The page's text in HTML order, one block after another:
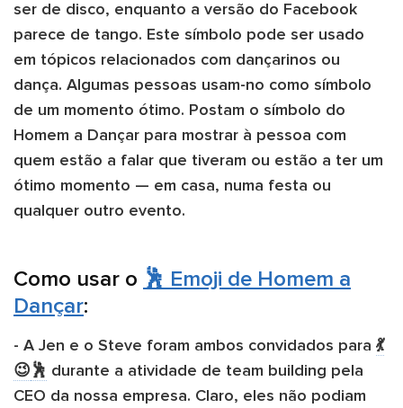
ser de disco, enquanto a versão do Facebook
parece de tango. Este símbolo pode ser usado
em tópicos relacionados com dançarinos ou
dança. Algumas pessoas usam-no como símbolo
de um momento ótimo. Postam o símbolo do
Homem a Dançar para mostrar à pessoa com
quem estão a falar que tiveram ou estão a ter um
ótimo momento — em casa, numa festa ou
qualquer outro evento.
Como usar o 🕺 Emoji de Homem a
Dançar:
- A Jen e o Steve foram ambos convidados para ​ 💃
😉🕺 ​ durante a atividade de team building pela
CEO da nossa empresa. Claro, eles não podiam